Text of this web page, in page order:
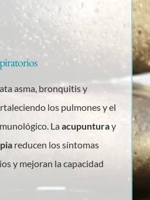
asma, bronquitis y
los pulmones y el
Laacupunturay
reducen los síntomas
y mejoran la capacidad